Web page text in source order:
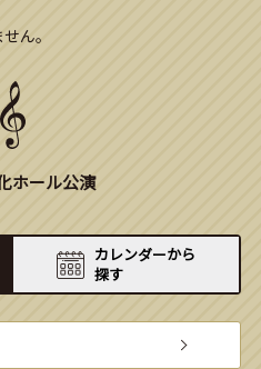
ん。
ホール公演
カレンダーから
探す